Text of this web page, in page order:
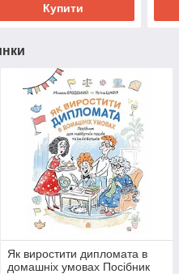
Купити
Як виростити дипломата в
домашніх умовах Посібник